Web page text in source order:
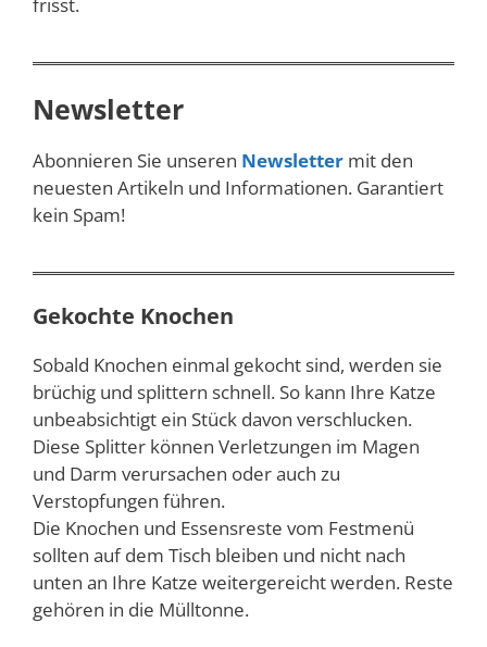
Newsletter
Abonnieren Sie unseren Newsletter mit den
neuesten Artikeln und Informationen. Garantiert
kein Spam!
Gekochte Knochen
Sobald Knochen einmal gekocht sind, werden sie
brüchig und splittern schnell. So kann Ihre Katze
unbeabsichtigt ein Stück davon verschlucken.
Diese Splitter können Verletzungen im Magen
und Darm verursachen oder auch zu
Verstopfungen führen.
Die Knochen und Essensreste vom Festmenü
sollten auf dem Tisch bleiben und nicht nach
unten an Ihre Katze weitergereicht werden. Reste
gehören in die Mülltonne.